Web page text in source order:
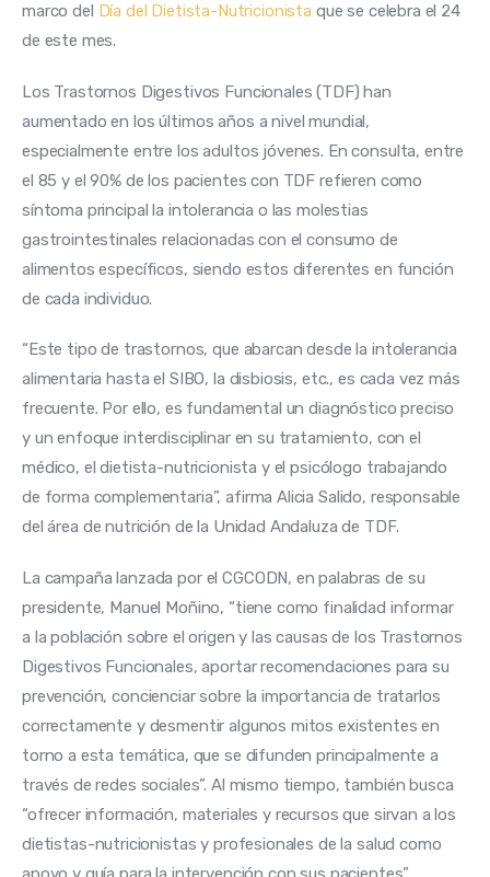
marco del
Día del Dietista-Nutricionista que se celebra el 24
de este mes.
Los Trastornos Digestivos Funcionales (TDF) han
aumentado en los últimos años a nivel mundial,
especialmente entre los adultos jóvenes. En consulta, entre
el 85 y el 90% de los pacientes con TDF refieren como
síntoma principal la intolerancia o las molestias
gastrointestinales relacionadas con el consumo de
alimentos específicos, siendo estos diferentes en función
de cada individuo.
“Este tipo de trastornos, que abarcan desde la intolerancia
alimentaria hasta el SIBO, la disbiosis, etc., es cada vez más
frecuente. Por ello, es fundamental un diagnóstico preciso
y un enfoque interdisciplinar en su tratamiento, con el
médico, el dietista-nutricionista y el psicólogo trabajando
de forma complementaria”, afirma Alicia Salido, responsable
del área de nutrición de la Unidad Andaluza de TDF.
La campaña lanzada por el CGCODN, en palabras de su
presidente, Manuel Moñino, “tiene como finalidad informar
a la población sobre el origen y las causas de los Trastornos
Digestivos Funcionales, aportar recomendaciones para su
prevención, concienciar sobre la importancia de tratarlos
correctamente y desmentir algunos mitos existentes en
torno a esta temática, que se difunden principalmente a
través de redes sociales”. Al mismo tiempo, también busca
“ofrecer información, materiales y recursos que sirvan a los
dietistas-nutricionistas y profesionales de la salud como